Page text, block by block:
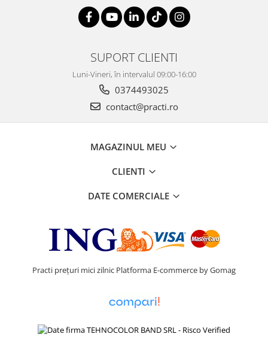
SUPORT CLIENTI
Luni-Vineri, în intervalul 09:00-16:00
0374493025
contact@practi.ro
MAGAZINUL MEU
CLIENTI
DATE COMERCIALE
Practi prețuri mici zilnic Platforma E-commerce by Gomag